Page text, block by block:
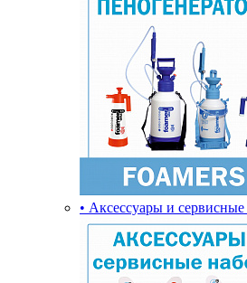
• Аксессуары и